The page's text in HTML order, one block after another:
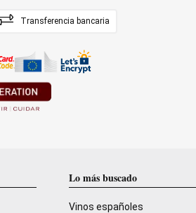
Transferencia bancaria
Lo más buscado
Vinos españoles